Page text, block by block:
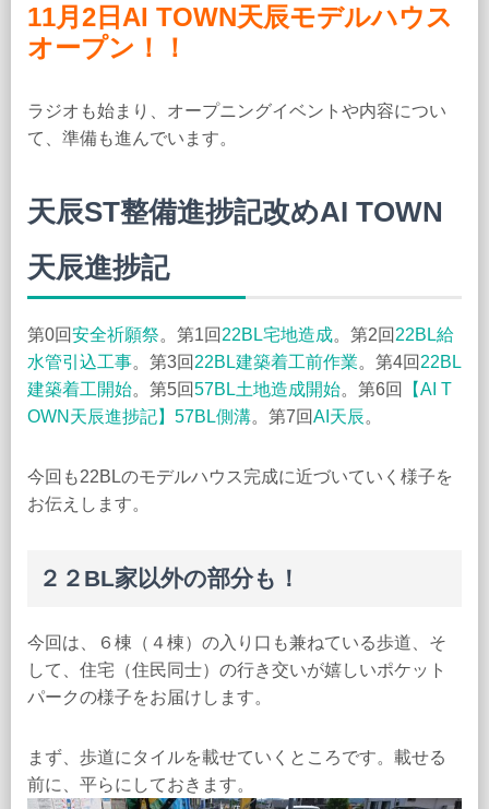
11月2日AI TOWN天辰モデルハウス
オープン！！
ラジオも始まり、オープニングイベントや内容につい
て、準備も進んでいます。
天辰ST整備進捗記改めAI TOWN
天辰進捗記
第0回安全祈願祭。第1回 22BL宅地造成。第2回 22BL給
水管引込工事。第3回 22BL建築着工前作業。第4回 22BL
建築着工開始。第5回57BL土地造成開始。第6回
【AI T
OWN天辰進捗記】57BL側溝。第7回AI天辰。
今回も22BLのモデルハウス完成に近づいていく様子を
お伝えします。
２２BL家以外の部分も！
今回は、６棟（４棟）の入り口も兼ねている歩道、そ
して、住宅（住民同士）の行き交いが嬉しいポケット
パークの様子をお届けします。
まず、歩道にタイルを載せていくところです。載せる
前に、平らにしておきます。